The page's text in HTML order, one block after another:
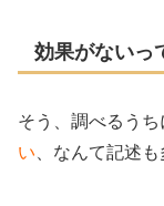
効果がないっ
そう、調べるうち
い 、なんて記述